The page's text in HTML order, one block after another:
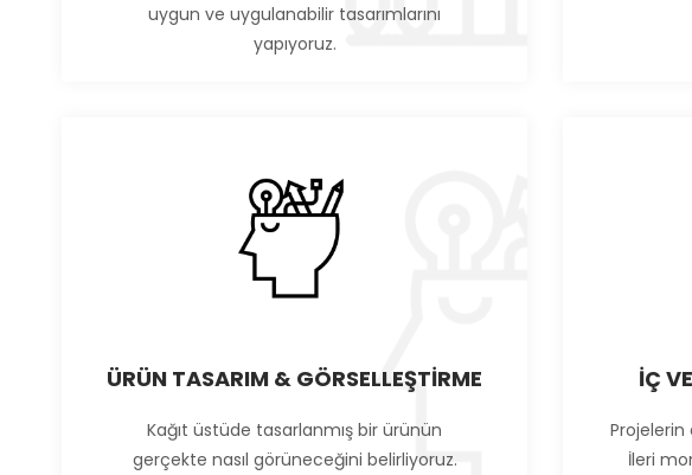
uygun ve uygulanabilir tasarımlarını
yapıyoruz.
ÜRÜN TASARIM & GÖRSELLEŞTİRME
Kağıt üstüde tasarlanmış bir ürünün
gerçekte nasıl görüneceğini belirliyoruz.
İÇ
İleri